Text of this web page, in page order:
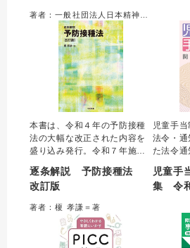
地指導対策にも最適な、精神
科看護職必携の書。
う所得
見直し
本書は、令和４年の予防接種
法の大幅な改正された内容を
盛り込み発行。令和７年施行
社会保障制度を構築するため
の健康保険法等の一部を改正
する法律附則第２４条の規定
による改正までを反映し、そ
の他の法令は令和６年４月１
日の時点の内容で発行。
逐条解説 予防接種法
改訂版
著者：榎 孝謙＝著
児童手
法令・通
た法令通
10 月1日
に伴う改
規通知
した最
児童手
集 令